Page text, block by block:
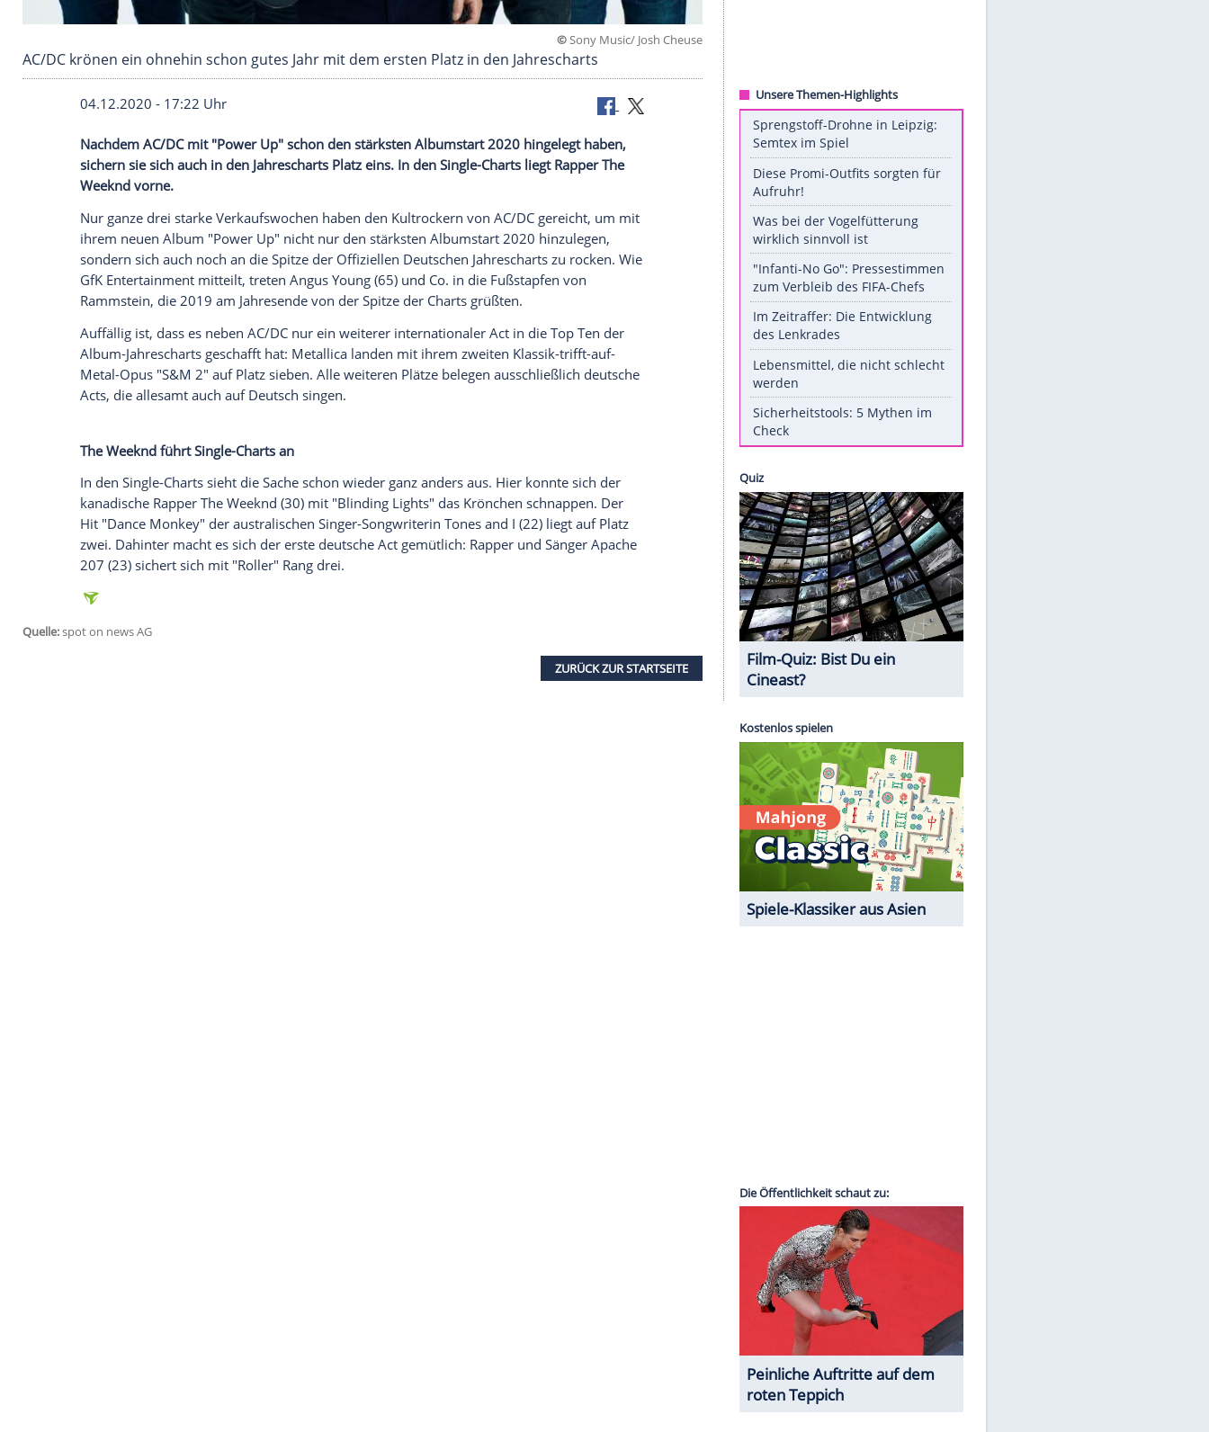
Sony Music/ Josh Cheuse
AC/DC krönen ein ohnehin schon gutes Jahr mit dem ersten Platz in den Jahrescharts
04.12.2020 - 17:22 Uhr
NachdemAC/DCmit "Power Up" schon den stärkstenAlbumstart2020 hingelegt haben,
sichern sie sich auch in denJahrescharts Platz eins. In den Single-Charts liegt Rapper The
Weeknd vorne.
gereicht, um mit
ihrem neuen Album "Power Up" nicht nur den stärksten
2020 hinzulegen,
sondern sich auch noch an die Spitze der Offiziellen Deutschen Jahrescharts
zu rocken. Wie
GfKEntertainment mitteilt, tretenAngus Young(65) und Co. in die Fußstapfen von
Rammstein, die 2019 am Jahresende von der Spitze der Charts grüßten.
Auffällig ist, dass es nebenAC/DC nur ein weiterer internationaler Act in die Top Ten der
Album-Jahrescharts geschafft hat:
landen mit ihrem zweiten Klassik-trifft-auf-
Metal-Opus "S&M 2" auf Platz sieben. Alle weiteren Plätze belegen ausschließlich deutsche
Acts, die allesamt auch auf Deutsch singen.
In den Single-Charts sieht die Sache schon wieder ganz anders aus. Hier konnte sich der
kanadische Rapper The Weeknd (30) mit "Blinding Lights" das Krönchen schnappen. Der
Hit "Dance Monkey" der australischen Singer-Songwriterin Tones and I (22) liegt auf Platz
zwei. Dahinter macht es sich der erste deutsche Act gemütlich: Rapper und Sänger Apache
Unsere Themen-Highlights
Sprengstoff-Drohne in Leipzig:
Diese Promi-Outfits sorgten für
Aufruhr!
wirklich sinnvoll ist
"Infanti-No Go": Pressestimmen
zum Verbleib des FIFA-Chefs
Im Zeitraffer: Die Entwicklung
des Lenkrades
Lebensmittel, die nicht schlecht
werden
Quiz
Spiele-Klassiker aus Asien